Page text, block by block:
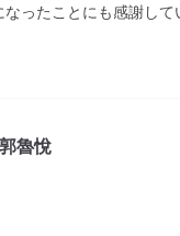
ったことにも感謝して
魯悅